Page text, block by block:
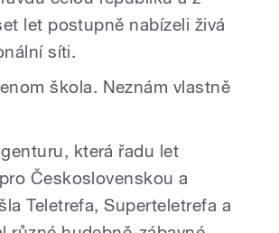
let postupně nabízeli živá
síti.
škola. Neznám vlastně
která řadu let
Československou a
Teletrefa, Superteletrefa a